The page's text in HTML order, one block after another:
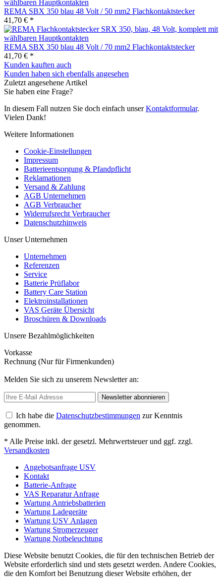
REMA SBX 350 blau 48 Volt / 50 mm2 Flachkontaktstecker
41,70 € *
REMA SBX 350 blau 48 Volt / 70 mm2 Flachkontaktstecker
41,70 € *
Kunden kauften auch
Kunden haben sich ebenfalls angesehen
Zuletzt angesehene Artikel
Sie haben eine Frage?
In diesem Fall nutzen Sie doch einfach unserKontaktformular.
Vielen Dank!
Weitere Informationen
Cookie-Einstellungen
Impressum
Batterieentsorgung & Pfandpflicht
Reklamationen
Versand & Zahlung
AGB Unternehmen
AGB Verbraucher
Widerrufsrecht Verbraucher
Datenschutzhinweis
Unser Unternehmen
Unternehmen
Referenzen
Service
Batterie Prüflabor
Battery Care Station
Elektroinstallationen
VAS Geräte Übersicht
Broschüren & Downloads
Unsere Bezahlmöglichkeiten
Vorkasse
Rechnung (Nur für Firmenkunden)
Melden Sie sich zu unserem Newsletter an:
Newsletter abonnieren
Ich habe die Datenschutzbestimmungen zur Kenntnis
genommen.
* Alle Preise inkl. der gesetzl. Mehrwertsteuer und ggf. zzgl.
Versandkosten
Angebotsanfrage USV
Kontakt
Batterie-Anfrage
VAS Reparatur Anfrage
Wartung Antriebsbatterien
Wartung Ladegeräte
Wartung USV Anlagen
Wartung Stromerzeuger
Wartung Notbeleuchtung
Diese Website benutzt Cookies, die für den technischen Betrieb der
Website erforderlich sind und stets gesetzt werden. Andere Cookies,
die den Komfort bei Benutzung dieser Website erhöhen, der